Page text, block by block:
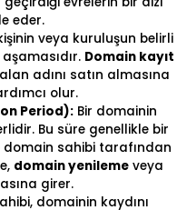
eder.
veya kuruluşun belirli
Domain kayıt
adını satın almasına
olur.
Period): Bir domainin
Bu süre genellikle bir
domain sahibi tarafından
domain yenilemeveya
girer.
domainin kaydını